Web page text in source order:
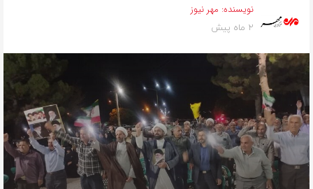
نویسنده: مهر نیوز
2 ماه پیش